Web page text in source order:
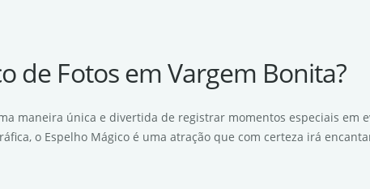
de Fotos em Vargem Bonita?
maneira única e divertida de registrar momentos especiais em
o Espelho Mágico é uma atração que com certeza irá